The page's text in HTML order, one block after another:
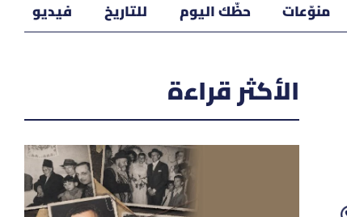
منوّعات حظّك اليوم للتاريخ فيديو
الأكثر قراءة